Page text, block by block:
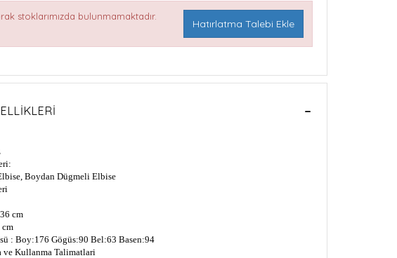
stoklarımızda bulunmamaktadır.
Hatırlatma Talebi Ekle
Boydan Dügmeli Elbise
cm
: Boy:176 Gögüs:90 Bel:63 Basen:94
ve Kullanma Talimatlari